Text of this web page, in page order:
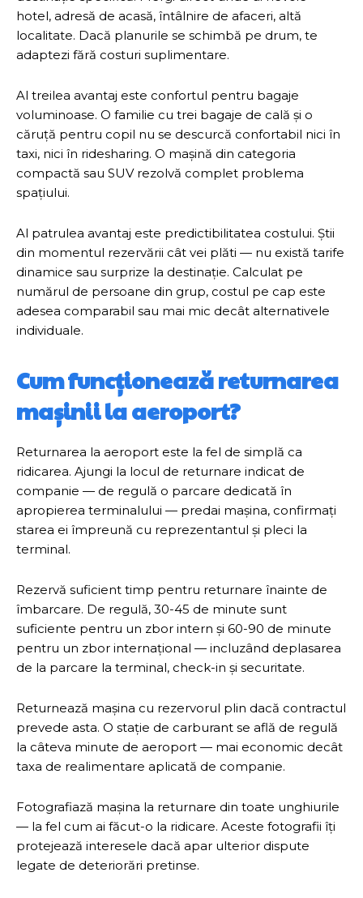
hotel, adresă de acasă, întâlnire de afaceri, altă
localitate. Dacă planurile se schimbă pe drum, te
adaptezi fără costuri suplimentare.
Al treilea avantaj este confortul pentru bagaje
voluminoase. O familie cu trei bagaje de cală și o
căruță pentru copil nu se descurcă confortabil nici în
taxi, nici în ridesharing. O mașină din categoria
compactă sau SUV rezolvă complet problema
spațiului.
Al patrulea avantaj este predictibilitatea costului. Știi
din momentul rezervării cât vei plăti — nu există tarife
dinamice sau surprize la destinație. Calculat pe
numărul de persoane din grup, costul pe cap este
adesea comparabil sau mai mic decât alternativele
individuale.
Cum funcționează returnarea
mașinii la aeroport?
Returnarea la aeroport este la fel de simplă ca
ridicarea. Ajungi la locul de returnare indicat de
companie — de regulă o parcare dedicată în
apropierea terminalului — predai mașina, confirmați
starea ei împreună cu reprezentantul și pleci la
terminal.
Rezervă suficient timp pentru returnare înainte de
îmbarcare. De regulă, 30-45 de minute sunt
suficiente pentru un zbor intern și 60-90 de minute
pentru un zbor internațional — incluzând deplasarea
de la parcare la terminal, check-in și securitate.
Returnează mașina cu rezervorul plin dacă contractul
prevede asta. O stație de carburant se află de regulă
la câteva minute de aeroport — mai economic decât
taxa de realimentare aplicată de companie.
Fotografiază mașina la returnare din toate unghiurile
— la fel cum ai făcut-o la ridicare. Aceste fotografii îți
protejează interesele dacă apar ulterior dispute
legate de deteriorări pretinse.